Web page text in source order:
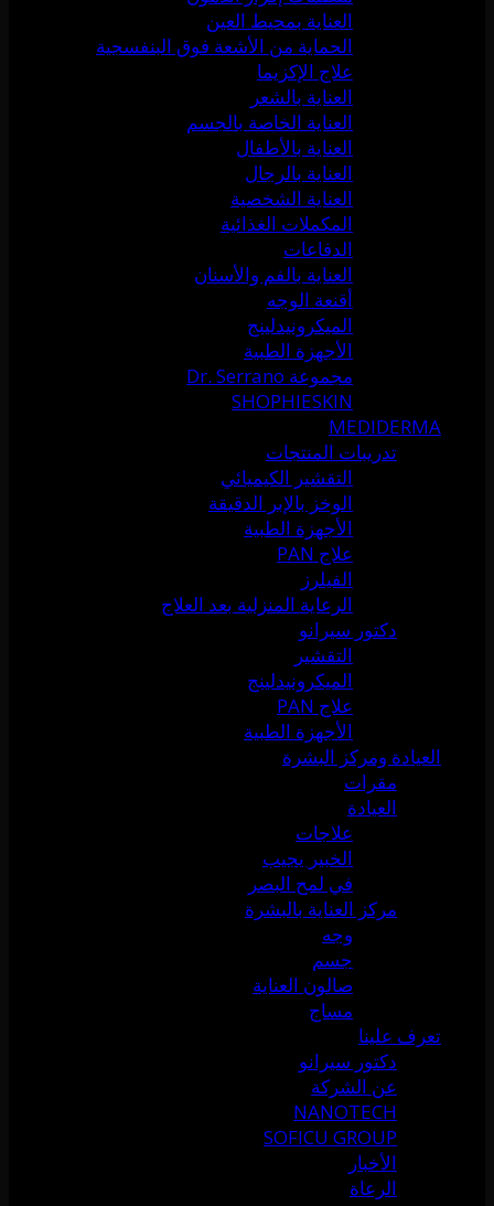
العناية بمحيط العين
الحماية من الأشعة فوق البنفسجية
علاج الإكزيما
العناية بالشعر
العناية الخاصة بالجسم
العناية بالأطفال
العناية بالرجال
العناية الشخصية
المكملات الغذائية
الدفاعات
العناية بالفم والأسنان
أقنعة الوجه
الميكرونيدلينج
الأجهزة الطبية
مجموعة Dr. Serrano
SHOPHIESKIN
MEDIDERMA
تدريبات المنتجات
التقشير الكيميائي
الوخز بالإبر الدقيقة
الأجهزة الطبية
علاج PAN
الفيلرز
الرعاية المنزلية بعد العلاج
دكتور سيرانو
التقشير
الميكرونيدلينج
علاج PAN
الأجهزة الطبية
العيادة ومركز البشرة
مقرات
العيادة
علاجات
الخبير يجيب
في لمح البصر
مركز العناية بالبشرة
وجه
جسم
صالون العناية
مساج
تعرف علينا
دكتور سيرانو
عن الشركة
NANOTECH
SOFICU GROUP
الأخبار
الرعاة